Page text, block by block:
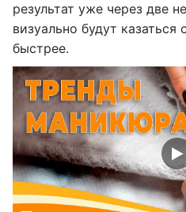
результат уже через две
визуально будут казаться
быстрее.